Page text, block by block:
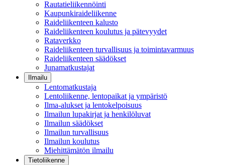
Rautatieliikennöinti
Kaupunkiraideliikenne
Raideliikenteen kalusto
Raideliikenteen koulutus ja pätevyydet
Rataverkko
Raideliikenteen turvallisuus ja toimintavarmuus
Raideliikenteen säädökset
Junamatkustajat
Ilmailu
Lentomatkustaja
Lentoliikenne, lentopaikat ja ympäristö
Ilma-alukset ja lentokelpoisuus
Ilmailun lupakirjat ja henkilöluvat
Ilmailun säädökset
Ilmailun turvallisuus
Ilmailun koulutus
Miehittämätön ilmailu
Tietoliikenne